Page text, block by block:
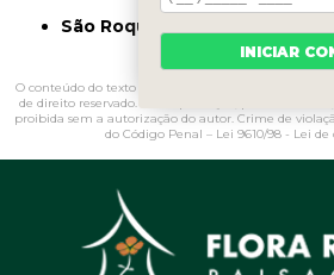
São Roque
O conteúdo do texto " Onde Vende Argila
de direito reservado. Sua reprodução, parcial ou
proibida sem a autorização do autor. Crime de
do Código Penal – Lei 9610/98 - Lei
INICIAR